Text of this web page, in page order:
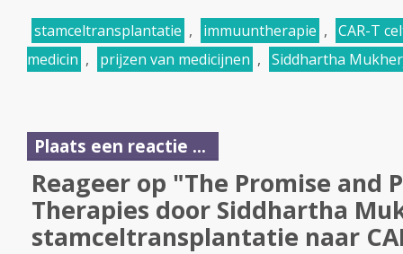
stamceltransplantatie , immuuntherapie , CAR-T
medicin , prijzen van medicijnen , Siddhartha
Plaats een reactie ...
Reageer op "The Promise and
Therapies door Siddhartha
stamceltransplantatie naar